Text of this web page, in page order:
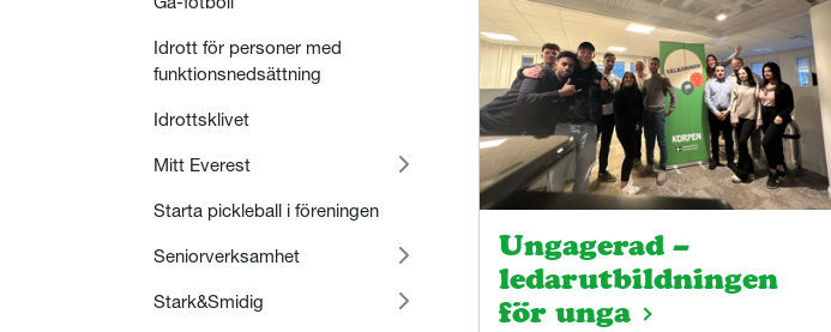
Idrott för personer med
funktionsnedsättning
Idrottsklivet
Mitt Everest
Starta pickleball i föreningen
Seniorverksamhet
Stark&Smidig
Ungagerad –
ledarutbildningen
för unga